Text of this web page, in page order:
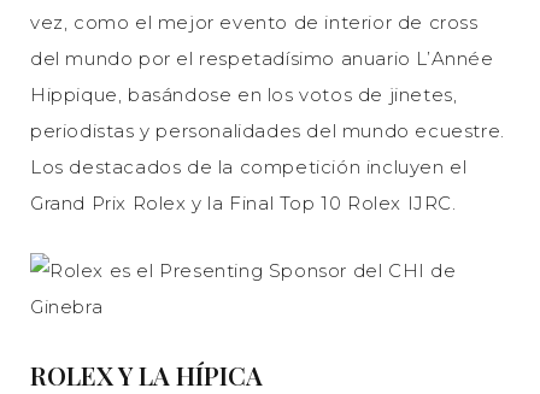
vez, como el mejor evento de interior de cross
del mundo por el respetadísimo anuario L’Année
Hippique, basándose en los votos de jinetes,
periodistas y personalidades del mundo ecuestre.
Los destacados de la competición incluyen el
Grand Prix Rolex y la Final Top 10 Rolex IJRC.
ROLEX Y LA HÍPICA